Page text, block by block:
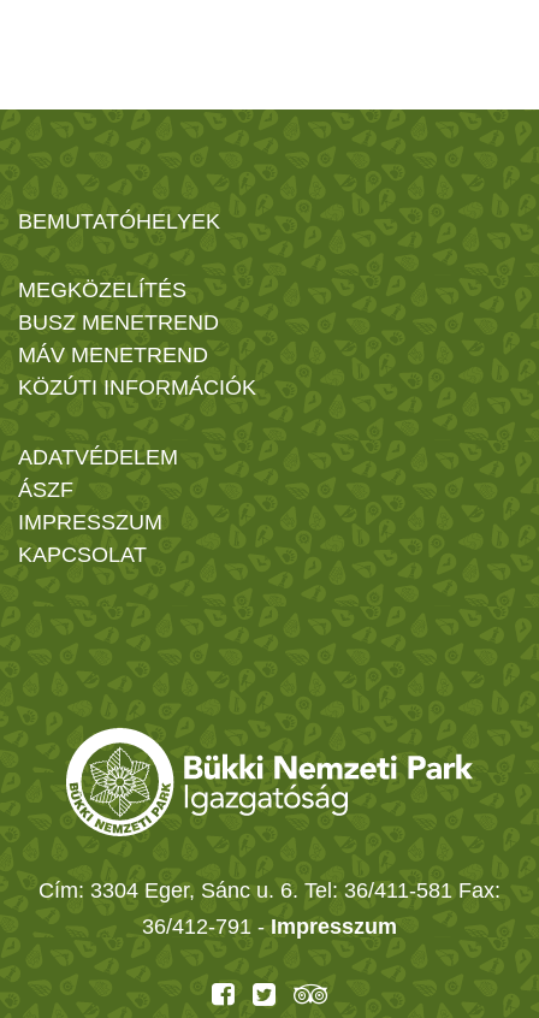
BEMUTATÓHELYEK
MEGKÖZELÍTÉS
BUSZ MENETREND
MÁV MENETREND
KÖZÚTI INFORMÁCIÓK
ADATVÉDELEM
ÁSZF
IMPRESSZUM
KAPCSOLAT
Cím: 3304 Eger, Sánc u. 6. Tel: 36/411-581 Fax:
36/412-791 - Impresszum